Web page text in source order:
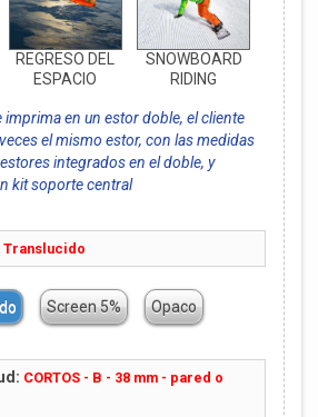
REGRESO DEL
ESPACIO
SNOWBOARD
RIDING
imprima en un estor doble, el cliente
el mismo estor, con las medidas
integrados en el doble, y
kit soporte central
Translucido
Screen 5% Opaco
CORTOS - B - 38 mm - pared o